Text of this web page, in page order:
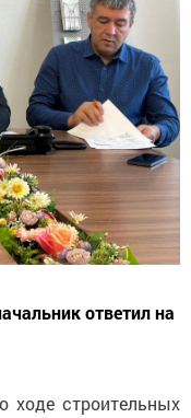
ответил на
ходе строительных